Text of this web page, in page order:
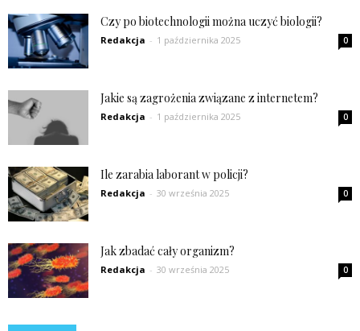
Czy po biotechnologii można uczyć biologii?
Redakcja - 1 października 2025 0
Jakie są zagrożenia związane z internetem?
Redakcja - 1 października 2025 0
Ile zarabia laborant w policji?
Redakcja - 30 września 2025 0
Jak zbadać cały organizm?
Redakcja - 30 września 2025 0